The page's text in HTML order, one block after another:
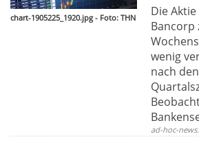
chart-1905225_1920.jpg - Foto: THN
Die
Bancorp
wenig
nach
ad-hoc-